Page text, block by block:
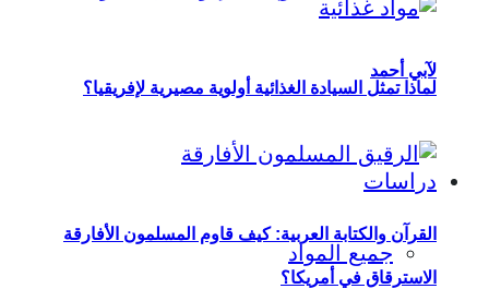
لآبي أحمد
دراسات
جميع المواد
لماذا تمثل السيادة الغذائية أولوية مصيرية لإفريقيا؟
القرآن والكتابة العربية: كيف قاوم المسلمون الأفارقة
الاسترقاق في أمريكا؟